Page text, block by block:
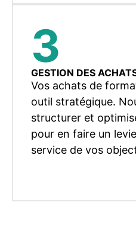
3
GESTION DES
Vos achats de
outil stratégique.
structurer et
pour en faire un
service de vos